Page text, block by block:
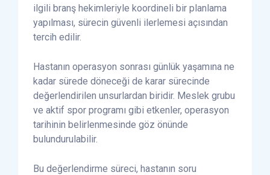
ilgili branş hekimleriyle koordineli bir planlama
yapılması, sürecin güvenli ilerlemesi açısından
tercih edilir.
Hastanın operasyon sonrası günlük yaşamına ne
kadar sürede döneceği de karar sürecinde
değerlendirilen unsurlardan biridir. Meslek grubu
ve aktif spor programı gibi etkenler, operasyon
tarihinin belirlenmesinde göz önünde
bulundurulabilir.
Bu değerlendirme süreci, hastanın soru